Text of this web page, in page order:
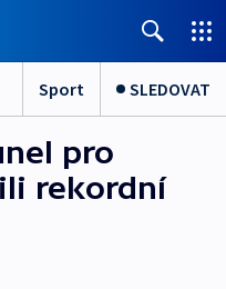
Sport SLEDOVAT
pro
rekordní